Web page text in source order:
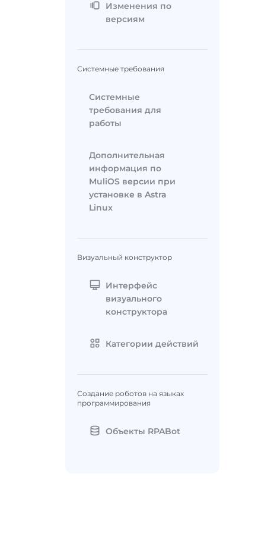
Изменения по
версиям
Системные требования
Системные
требования для
работы
Дополнительная
информация по
MuliOS версии при
установке в Astra
Linux
Визуальный конструктор
Интерфейс
визуального
конструктора
Категории действий
Создание роботов на языках
программирования
Объекты RPABot